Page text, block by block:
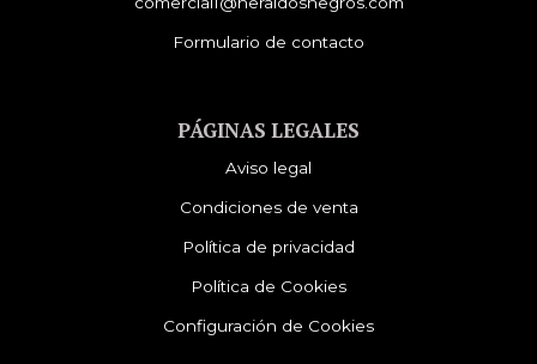
Formulario de contacto
PÁGINAS LEGALES
Aviso legal
Condiciones de venta
Política de privacidad
Política de Cookies
Configuración de Cookies